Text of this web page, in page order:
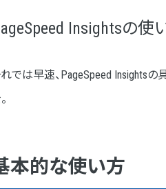
Insightsの使
れでは早速、PageSpeed Insights
本的な使い方